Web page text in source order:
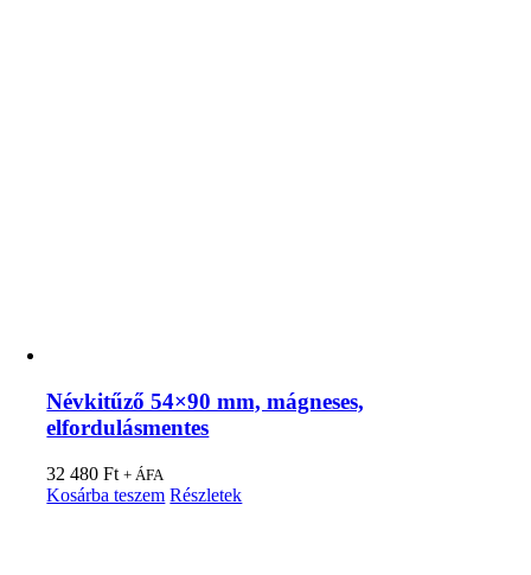
Névkitűző 54×90 mm, mágneses,
elfordulásmentes
32 480Ft + ÁFA
Kosárba teszem Részletek